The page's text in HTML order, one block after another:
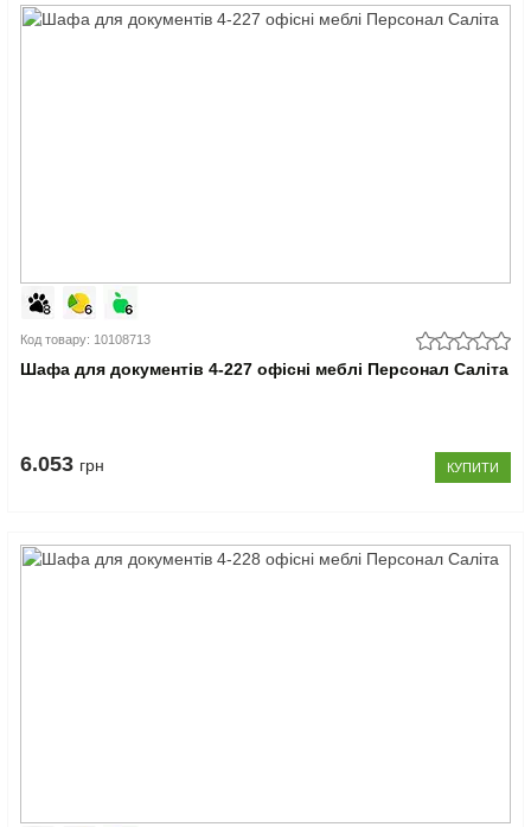
Код товару: 10108713
Шафа для документів 4-227 офісні меблі Персонал Саліта
6.053 грн КУПИТИ